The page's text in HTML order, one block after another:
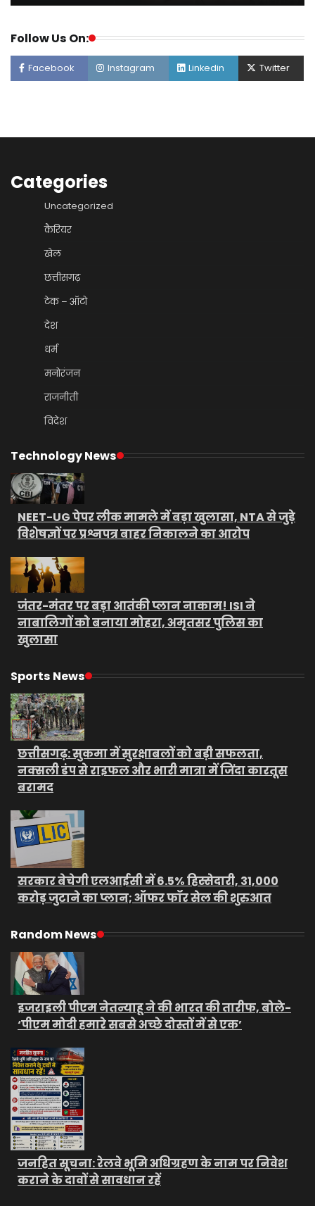
Follow Us On:
Facebook Instagram Linkedin Twitter
Categories
Uncategorized
कैरियर
खेल
छत्तीसगढ़
टेक – ऑटो
देश
धर्म
मनोरंजन
राजनीती
विदेश
Technology News
NEET-UG पेपर लीक मामले में बड़ा खुलासा, NTA से जुड़े
विशेषज्ञों पर प्रश्नपत्र बाहर निकालने का आरोप
जंतर-मंतर पर बड़ा आतंकी प्लान नाकाम! ISI ने
नाबालिगों को बनाया मोहरा, अमृतसर पुलिस का
खुलासा
Sports News
छत्तीसगढ़: सुकमा में सुरक्षाबलों को बड़ी सफलता,
नक्सली डंप से राइफल और भारी मात्रा में जिंदा कारतूस
बरामद
सरकार बेचेगी एलआईसी में 6.5% हिस्सेदारी, 31,000
करोड़ जुटाने का प्लान; ऑफर फॉर सेल की शुरुआत
Random News
इजराइली पीएम नेतन्याहू ने की भारत की तारीफ, बोले-
‘पीएम मोदी हमारे सबसे अच्छे दोस्तों में से एक’
जनहित सूचना: रेलवे भूमि अधिग्रहण के नाम पर निवेश
कराने के दावों से सावधान रहें